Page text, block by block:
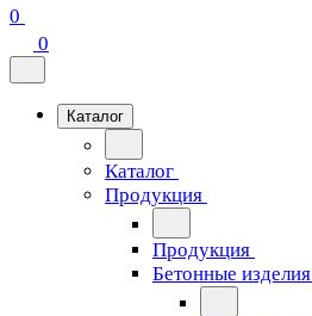
0
0
Каталог
Каталог
Продукция
Продукция
Бетонные изделия